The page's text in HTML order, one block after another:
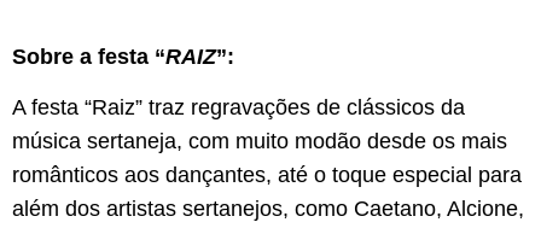
Sobre a festa “RAIZ”:
A festa “Raiz” traz regravações de clássicos da
música sertaneja, com muito modão desde os mais
românticos aos dançantes, até o toque especial para
além dos artistas sertanejos, como Caetano, Alcione,